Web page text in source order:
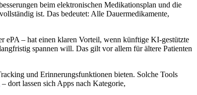
beim elektronischen Medikationsplan und die
ist. Das bedeutet: Alle Dauermedikamente,
ePA – hat einen klaren Vorteil, wenn künftige KI-gestützte
spannen will. Das gilt vor allem für ältere Patienten
und Erinnerungsfunktionen bieten. Solche Tools
– dort lassen sich Apps nach Kategorie,